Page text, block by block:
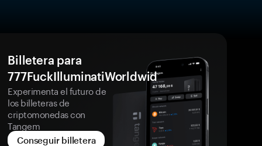
Billetera para
777FuckIlluminatiWorldwid
Experimenta el futuro de
los billeteras de
criptomonedas con
Tangem
Conseguir billetera